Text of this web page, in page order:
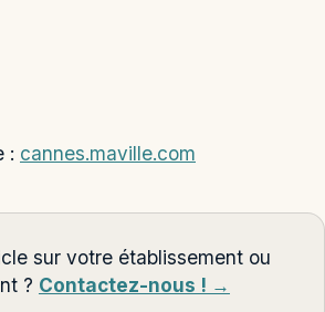
: cannes.maville.com
sur votre établissement ou
? Contactez-nous ! →